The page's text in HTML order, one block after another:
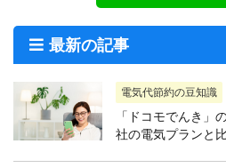
最新の記事
電気代節約の豆知識
「ドコモでんき」
社の電気プランと